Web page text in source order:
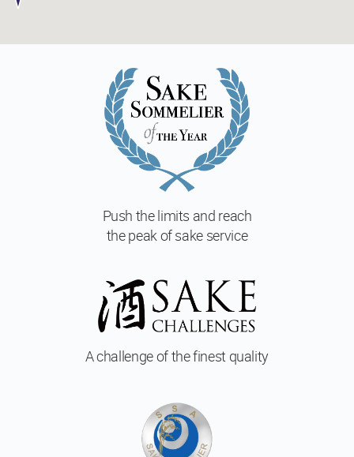
Push the limits and reach
the peak of sake service
A challenge ofthe finest quality